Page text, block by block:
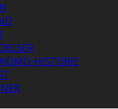
HISTORIE